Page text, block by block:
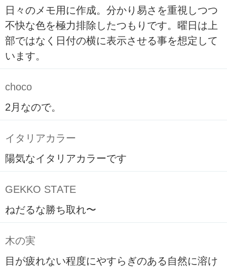
日々のメモ用に作成。分かり易さを重視しつつ
不快な色を極力排除したつもりです。曜日は上
部ではなく日付の横に表示させる事を想定して
います。
choco
2月なので。
イタリアカラー
陽気なイタリアカラーです
GEKKO STATE
ねだるな勝ち取れ〜
木の実
目が疲れない程度にやすらぎのある自然に溶け